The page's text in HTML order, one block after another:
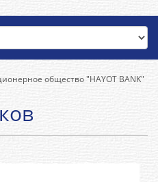
общество "HAYOT BANK"